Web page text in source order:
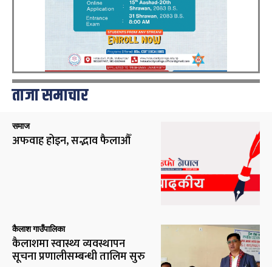
ताजा समाचार
समाज
अफवाह होइन, सद्भाव फैलाऔँ
कैलाश गाउँपालिका
कैलाशमा स्वास्थ्य व्यवस्थापन
सूचना प्रणालीसम्बन्धी तालिम सुरु